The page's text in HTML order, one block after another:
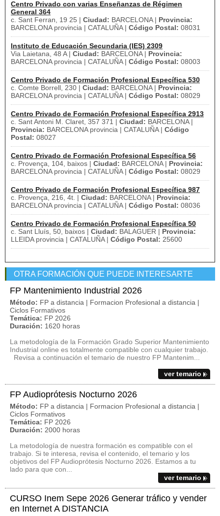
Centro Privado con varias Enseñanzas de Régimen
General 364
c. Sant Ferran, 19 25 | Ciudad: BARCELONA | Provincia:
BARCELONA provincia | CATALUÑA | Código Postal: 08031
Instituto de Educación Secundaria (IES) 2309
Via Laietana, 48 A | Ciudad: BARCELONA | Provincia:
BARCELONA provincia | CATALUÑA | Código Postal: 08003
Centro Privado de Formación Profesional Específica 530
c. Comte Borrell, 230 | Ciudad: BARCELONA | Provincia:
BARCELONA provincia | CATALUÑA | Código Postal: 08029
Centro Privado de Formación Profesional Específica 2913
c. Sant Antoni M. Claret, 357 371 | Ciudad: BARCELONA |
Provincia: BARCELONA provincia | CATALUÑA | Código
Postal: 08027
Centro Privado de Formación Profesional Específica 56
c. Provença, 104, baixos | Ciudad: BARCELONA | Provincia:
BARCELONA provincia | CATALUÑA | Código Postal: 08029
Centro Privado de Formación Profesional Específica 987
c. Provença, 216, 4t. | Ciudad: BARCELONA | Provincia:
BARCELONA provincia | CATALUÑA | Código Postal: 08036
Centro Privado de Formación Profesional Específica 50
c. Sant Lluís, 50, baixos | Ciudad: BALAGUER | Provincia:
LLEIDA provincia | CATALUÑA | Código Postal: 25600
OTRA FORMACIÓN QUE PUEDE INTERESARTE
FP Mantenimiento Industrial 2026
Método: FP a distancia | Formacion Profesional a distancia |
Ciclos Formativos
Temática: FP 2026
Duración: 1620 horas
La metodología de la Formación Grado Superior Mantenimiento
Industrial online es totalmente compatible con cualquier trabajo.
Revisa a continuación el temario de nuestro FP Mantenim...
ver temario
FP Audioprótesis Nocturno 2026
Método: FP a distancia | Formacion Profesional a distancia |
Ciclos Formativos
Temática: FP 2026
Duración: 2000 horas
La metodología de nuestra formación es compatible con el
trabajo. Si te interesa, revisa el contenido, el temario y los
objetivos del FP Audioprótesis Nocturno 2026. Estamos a tu
lado para que con...
ver temario
CURSO Inem Sepe 2026 Generar tráfico y vender
en Internet A DISTANCIA